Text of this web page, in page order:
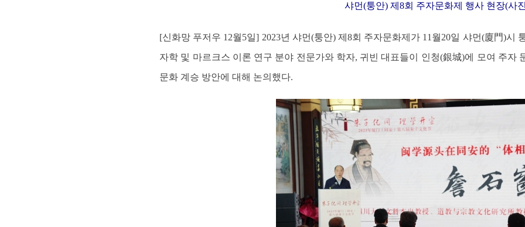
샤먼(퉁안) 제8회 주자문화제 행사 현장(사
[신화망 푸저우 12월5일] 2023년 샤먼(퉁안) 제8회 주자문화제가 11월20일 샤먼(廈門)
자학 및 마르크스 이론 연구 분야 전문가와 학자, 귀빈 대표들이 인청(銀城)에 모여 주자
문화 계승 방안에 대해 논의했다.